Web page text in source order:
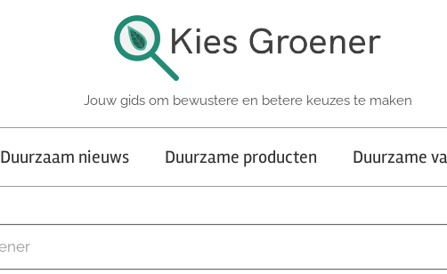
Jouw gids om bewustere en betere keuzes te maken
Duurzaam nieuws Duurzame producten Duurzame